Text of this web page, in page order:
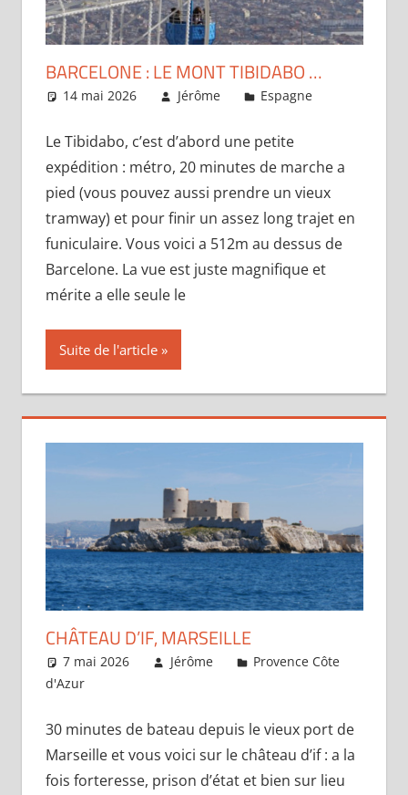
BARCELONE : LE MONT TIBIDABO …
14 mai 2026 Jérôme Espagne
Le Tibidabo, c’est d’abord une petite
expédition : métro, 20 minutes de marche a
pied (vous pouvez aussi prendre un vieux
tramway) et pour finir un assez long trajet en
funiculaire. Vous voici a 512m au dessus de
Barcelone. La vue est juste magnifique et
mérite a elle seule le
Suite de l'article
CHÂTEAU D’IF, MARSEILLE
7 mai 2026 Jérôme
Provence Côte
d'Azur
30 minutes de bateau depuis le vieux port de
Marseille et vous voici sur le château d’if : a la
fois forteresse, prison d’état et bien sur lieu